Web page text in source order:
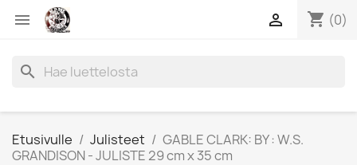
 shopping_cart (0)

search
Etusivulle Julisteet
GABLE CLARK: BY : W.S.
GRANDISON - JULISTE 29 cm x 35 cm